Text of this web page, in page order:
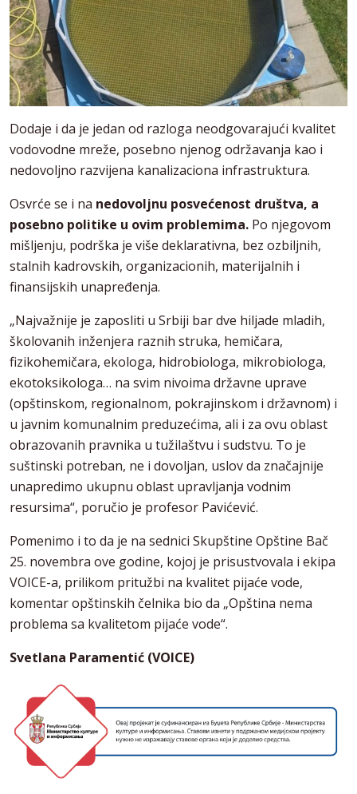
Dodaje i da je jedan od razloga neodgovarajući kvalitet
vodovodne mreže, posebno njenog održavanja kao i
nedovoljno razvijena kanalizaciona infrastruktura.
Osvrće se i na nedovoljnu posvećenost društva, a
posebno politike u ovim problemima. Po njegovom
mišljenju, podrška je više deklarativna, bez ozbiljnih,
stalnih kadrovskih, organizacionih, materijalnih i
finansijskih unapređenja.
„Najvažnije je zaposliti u Srbiji bar dve hiljade mladih,
školovanih inženjera raznih struka, hemičara,
fizikohemičara, ekologa, hidrobiologa, mikrobiologa,
ekotoksikologa… na svim nivoima državne uprave
(opštinskom, regionalnom, pokrajinskom i državnom) i
u javnim komunalnim preduzećima, ali i za ovu oblast
obrazovanih pravnika u tužilaštvu i sudstvu. To je
suštinski potreban, ne i dovoljan, uslov da značajnije
unapredimo ukupnu oblast upravljanja vodnim
resursima“, poručio je profesor Pavićević.
Pomenimo i to da je na sednici Skupštine Opštine Bač
25. novembra ove godine, kojoj je prisustvovala i ekipa
VOICE-a, prilikom pritužbi na kvalitet pijaće vode,
komentar opštinskih čelnika bio da „Opština nema
problema sa kvalitetom pijaće vode“.
Svetlana Paramentić (VOICE)